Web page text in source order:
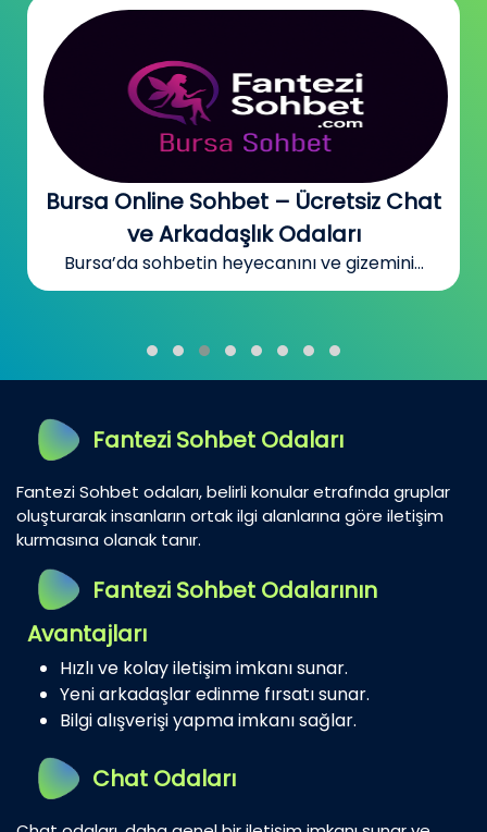
Bursa Online Sohbet – Ücretsiz Chat
ve Arkadaşlık Odaları
Bursa’da sohbetin heyecanını ve gizemini...
Fantezi Sohbet Odaları
Fantezi Sohbet odaları, belirli konular etrafında gruplar
oluşturarak insanların ortak ilgi alanlarına göre iletişim
kurmasına olanak tanır.
Fantezi Sohbet Odalarının
Avantajları
Hızlı ve kolay iletişim imkanı sunar.
Yeni arkadaşlar edinme fırsatı sunar.
Bilgi alışverişi yapma imkanı sağlar.
Chat Odaları